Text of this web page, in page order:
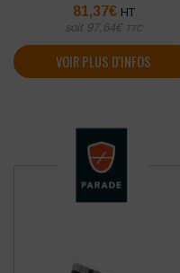
81,37€ HT
soit 97,64€ TTC
VOIR PLUS D'INFOS